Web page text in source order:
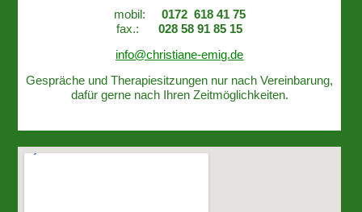
mobil: 0172 618 41 75
fax.:028 58 91 85 15
info@christiane-emig.de
Gespräche und Therapiesitzungen nur nach Vereinbarung,
dafür gerne nach Ihren Zeitmöglichkeiten.